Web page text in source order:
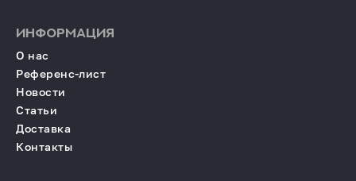
ИНФОРМАЦИЯ
О нас
Референс-лист
Новости
Статьи
Доставка
Контакты